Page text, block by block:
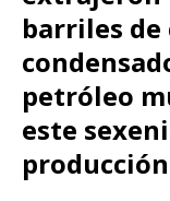
barriles
petróleo
este